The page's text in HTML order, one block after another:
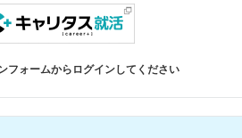
フォームからログインしてください